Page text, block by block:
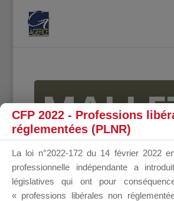
DU
CFP 2022 - Professions
réglementées (PLNR)
La loi n°2022-172 du 14 février 2022
professionnelle indépendante a
législatives qui ont pour
« professions libérales non